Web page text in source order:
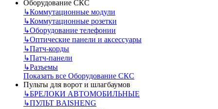
Оборудование СКС
↳Коммутационные модули
↳Коммутационные розетки
↳Оборудование телефонии
↳Оптические панели и аксессуары
↳Патч-корды
↳Патч-панели
↳Разъемы
Показать все Оборудование СКС
Пульты для ворот и шлагбаумов
↳БРЕЛОКИ АВТОМОБИЛЬНЫЕ
↳ПУЛЬТ BAISHENG